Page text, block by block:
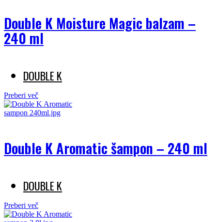
Double K Moisture Magic balzam –
240 ml
DOUBLE K
Preberi več
Double K Aromatic šampon – 240 ml
DOUBLE K
Preberi več